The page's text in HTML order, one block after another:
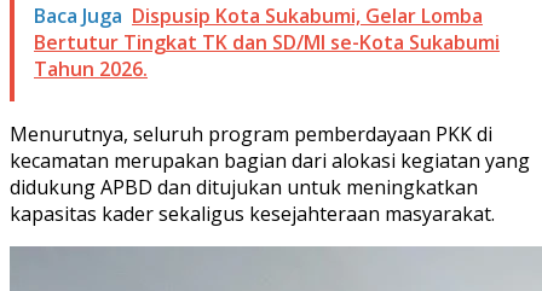
Baca Juga Dispusip Kota Sukabumi, Gelar Lomba
Bertutur Tingkat TK dan SD/MI se-Kota Sukabumi
Tahun 2026.
Menurutnya, seluruh program pemberdayaan PKK di
kecamatan merupakan bagian dari alokasi kegiatan yang
didukung APBD dan ditujukan untuk meningkatkan
kapasitas kader sekaligus kesejahteraan masyarakat.